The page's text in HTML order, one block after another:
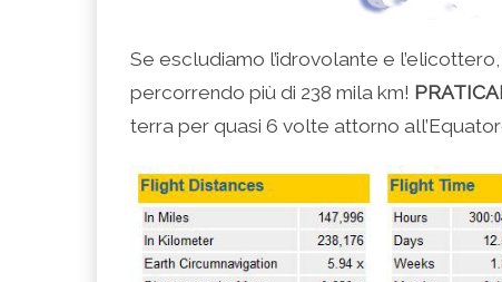
Se escludiamo l’idrovolante e
percorrendo più di 238 mila km!
terra per quasi 6 volte attorno